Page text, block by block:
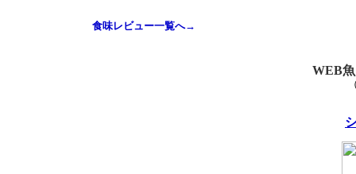
食味レビュー一覧へ→
WEB